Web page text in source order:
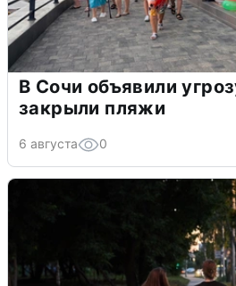
В Сочи объявили
закрыли пляжи
6 августа 0